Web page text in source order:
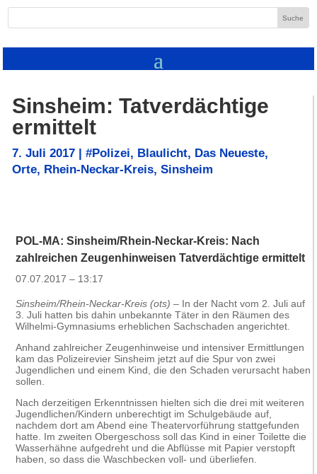
Sinsheim: Tatverdächtige
ermittelt
7. Juli 2017 | #Polizei, Blaulicht, Das Neueste,
Orte, Rhein-Neckar-Kreis, Sinsheim
POL-MA: Sinsheim/Rhein-Neckar-Kreis: Nach
zahlreichen Zeugenhinweisen Tatverdächtige ermittelt
07.07.2017 – 13:17
Sinsheim/Rhein-Neckar-Kreis (ots) – In der Nacht vom 2. Juli auf
3. Juli hatten bis dahin unbekannte Täter in den Räumen des
Wilhelmi-Gymnasiums erheblichen Sachschaden angerichtet.
Anhand zahlreicher Zeugenhinweise und intensiver Ermittlungen
kam das Polizeirevier Sinsheim jetzt auf die Spur von zwei
Jugendlichen und einem Kind, die den Schaden verursacht haben
sollen.
Nach derzeitigen Erkenntnissen hielten sich die drei mit weiteren
Jugendlichen/Kindern unberechtigt im Schulgebäude auf,
nachdem dort am Abend eine Theatervorführung stattgefunden
hatte. Im zweiten Obergeschoss soll das Kind in einer Toilette die
Wasserhähne aufgedreht und die Abflüsse mit Papier verstopft
haben, so dass die Waschbecken voll- und überliefen.